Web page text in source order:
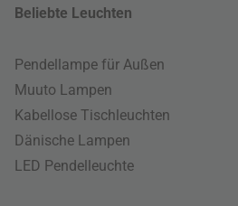
Beliebte Leuchten
Pendellampe für Außen
Muuto Lampen
Kabellose Tischleuchten
Dänische Lampen
LED Pendelleuchte